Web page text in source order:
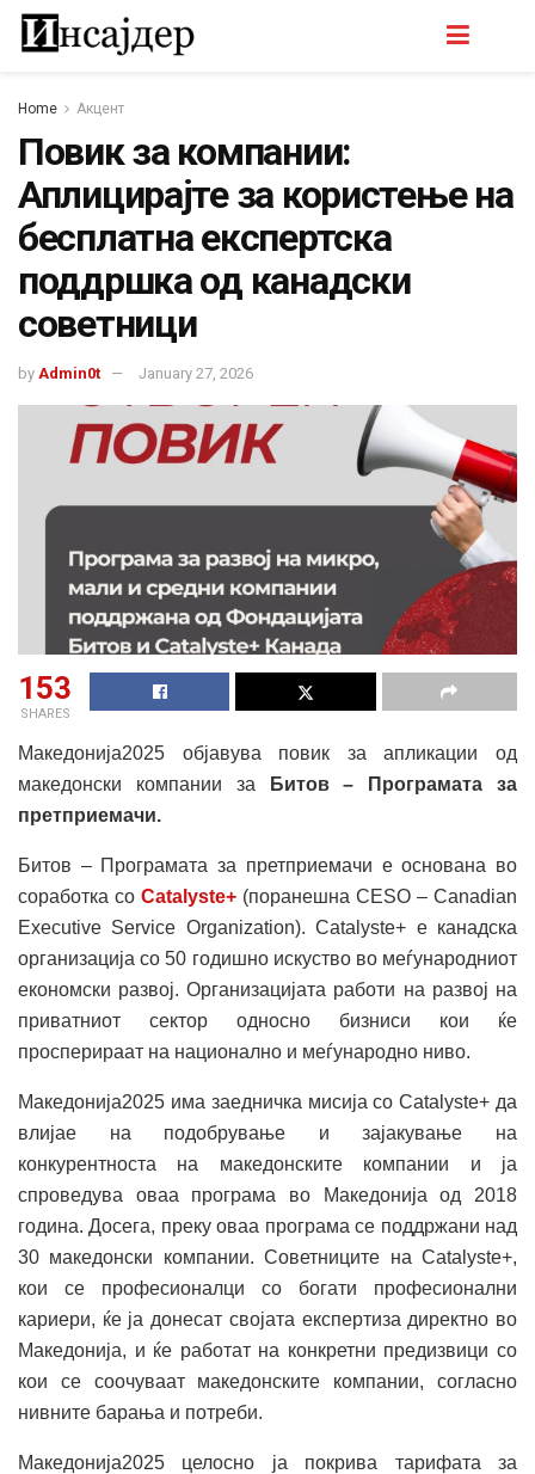
Home Акцент
Повик за компании:
Аплицирајте за користење на
бесплатна експертска
поддршка од канадски
советници
by Admin0t January 27, 2026
153
SHARES
Македонија2025 објавува повик за апликации од
македонски компании за
Битов –
Програмата за
претприемачи.
Битов – Програмата за претприемачи е основана во
соработка со Catalyste+ (поранешна CESO – Canadian
Executive Service Organization). Catalyste+ е канадска
организација со 50 годишнo искуство во меѓународниот
економски развој. Организацијата работи на развој на
приватниот сектор односно бизниси кои ќе
просперираат на национално и меѓународно ниво.
Македонија2025 има заедничка мисија со Catalyste+ да
влијае на подобрување и зајакување на
конкурентноста на македонските компании и ја
спроведува оваа програма во Македонија од 2018
година. Досега, преку оваа програма се поддржани над
30 македонски компании. Советниците на Catalyste+,
кои се професионалци со богати професионални
кариери, ќе ја донесат својата експертиза директно во
Македонија, и ќе работат на конкретни предизвици со
кои се соочуваат македонските компании, согласно
нивните барања и потреби.
Македонија2025 целосно ја покрива тарифата за